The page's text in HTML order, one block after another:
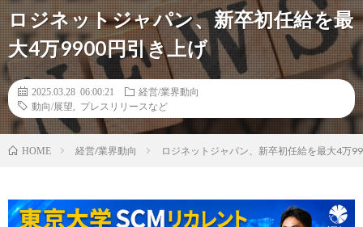
ロジネットジャパン、新卒初任給を最
大4万9900円引き上げ
2025.03.28 06:00:21
経営/業界動向
動向/展望
プレスリリースなど
HOME 経営/業界動向 ロジネットジャパン、新卒初任給を最大4万